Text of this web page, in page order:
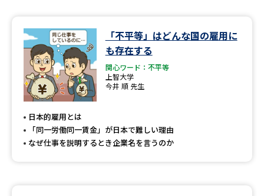
先輩が入学を決めた理由 テレメール全国一斉進学調査
新生活お役立ちガイド
学問発見 学問検索
「不平等」はどんな国の雇用に
も存在する
関心ワード：不平等
上智大学
今井 順 先生
日本的雇用とは
「同一労働同一賃金」が日本で難しい理由
なぜ仕事を説明するとき企業名を言うのか